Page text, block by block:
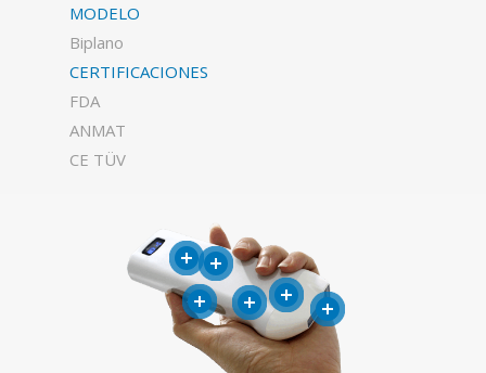
MODELO
Biplano
CERTIFICACIONES
FDA
ANMAT
CE TÜV